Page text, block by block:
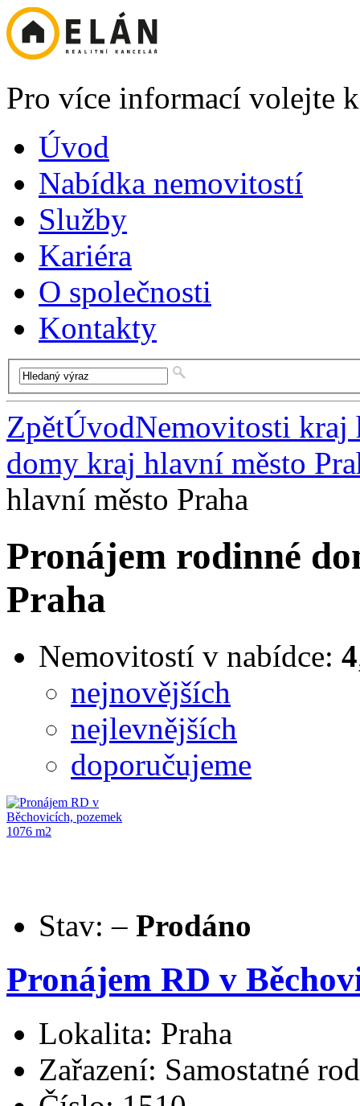
Pro více informací volejte
Úvod
Nabídka nemovitostí
Služby
Kariéra
O společnosti
Kontakty
ZpětÚvodNemovitosti kraj
domy kraj hlavní město
hlavní město Praha
Pronájem rodinné
Praha
Nemovitostí v nabídce: 4
nejnovějších
nejlevnějších
doporučujeme
Stav: – Prodáno
Pronájem RD v
Lokalita: Praha
Zařazení: Samostatné